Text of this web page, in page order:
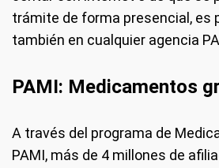
trámite de forma presencial, es
también en cualquier agencia
PAMI: Medicamentos
A través del programa de
PAMI, más de 4 millones de